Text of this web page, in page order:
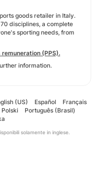
goods retailer in Italy.
disciplines, a complete
sporting needs, from
(PPS).
information.
(US) Español
Français
Polski
Português (Brasil)
solamente in inglese.